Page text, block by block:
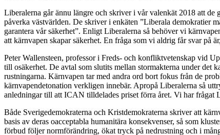
Liberalerna går ännu längre och skriver i vår valenkät 2018 att
påverka västvärlden. De skriver i enkäten ”Liberala demokratier
garantera vår säkerhet”. Enligt Liberalerna så behöver vi
att kärnvapen skapar säkerhet. En fråga som vi aldrig får svar på
Peter Wallensteen, professor i Freds- och konfliktvetenskap vid
till osäkerhet. De avtal som slutits mellan stormakterna under det
rustningarna. Kärnvapen tar med andra ord bort fokus från de
kärnvapendetonation verkligen innebär. Apropå Liberalerna så
anledningar till att ICAN tilldelades priset förra året. Vi har frågat
Både Sverigedemokraterna och Kristdemokraterna skriver att
basis av deras oacceptabla humanitära konsekvenser, så som
förbud följer normförändring, ökat tryck på nedrustning och i